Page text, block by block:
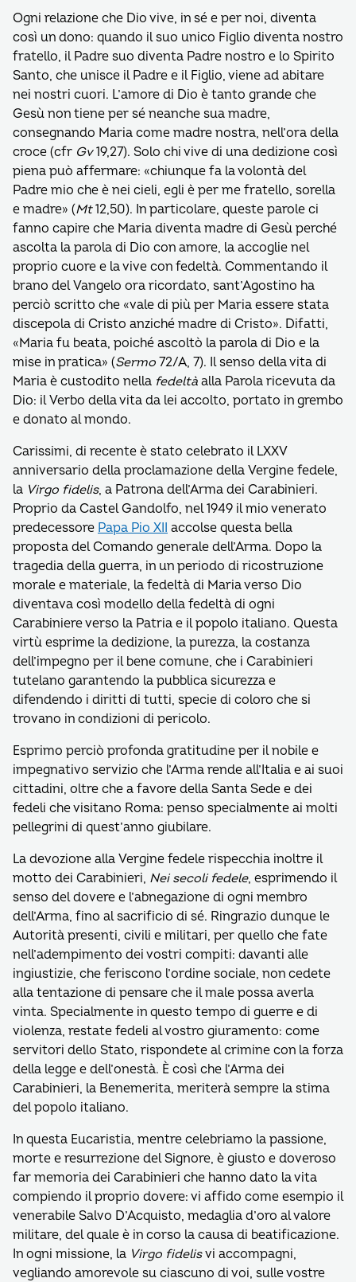
Ogni relazione che Dio vive, in sé e per noi, diventa
così un dono: quando il suo unico Figlio diventa nostro
fratello, il Padre suo diventa Padre nostro e lo Spirito
Santo, che unisce il Padre e il Figlio, viene ad abitare
nei nostri cuori. L’amore di Dio è tanto grande che
Gesù non tiene per sé neanche sua madre,
consegnando Maria come madre nostra, nell’ora della
croce (cfr Gv19,27). Solo chi vive di una dedizione così
piena può affermare: «chiunque fa la volontà del
Padre mio che è nei cieli, egli è per me fratello, sorella
e madre» (Mt12,50). In particolare, queste parole ci
fanno capire che Maria diventa madre di Gesù perché
ascolta la parola di Dio con amore, la accoglie nel
proprio cuore e la vive con fedeltà. Commentando il
brano del Vangelo ora ricordato, sant’Agostino ha
perciò scritto che «vale di più per Maria essere stata
discepola di Cristo anziché madre di Cristo». Difatti,
«Maria fu beata, poiché ascoltò la parola di Dio e la
mise in pratica» (Sermo 72/A, 7). Il senso della vita di
Maria è custodito nella fedeltà alla Parola ricevuta da
Dio: il Verbo della vita da lei accolto, portato in grembo
e donato al mondo.
Carissimi, di recente è stato celebrato il LXXV
anniversario della proclamazione della Vergine fedele,
la Virgo fidelis, a Patrona dell’Arma dei Carabinieri.
Proprio da Castel Gandolfo, nel 1949 il mio venerato
predecessore Papa Pio XII accolse questa bella
proposta del Comando generale dell’Arma. Dopo la
tragedia della guerra, in un periodo di ricostruzione
morale e materiale, la fedeltà di Maria verso Dio
diventava così modello della fedeltà di ogni
Carabiniere verso la Patria e il popolo italiano. Questa
virtù esprime la dedizione, la purezza, la costanza
dell’impegno per il bene comune, che i Carabinieri
tutelano garantendo la pubblica sicurezza e
difendendo i diritti di tutti, specie di coloro che si
trovano in condizioni di pericolo.
Esprimo perciò profonda gratitudine per il nobile e
impegnativo servizio che l’Arma rende all’Italia e ai suoi
cittadini, oltre che a favore della Santa Sede e dei
fedeli che visitano Roma: penso specialmente ai molti
pellegrini di quest’anno giubilare.
La devozione alla Vergine fedele rispecchia inoltre il
motto dei Carabinieri, Nei secoli fedele, esprimendo il
senso del dovere e l’abnegazione di ogni membro
dell’Arma, fino al sacrificio di sé. Ringrazio dunque le
Autorità presenti, civili e militari, per quello che fate
nell’adempimento dei vostri compiti: davanti alle
ingiustizie, che feriscono l’ordine sociale, non cedete
alla tentazione di pensare che il male possa averla
vinta. Specialmente in questo tempo di guerre e di
violenza, restate fedeli al vostro giuramento: come
servitori dello Stato, rispondete al crimine con la forza
della legge e dell’onestà. È così che l’Arma dei
Carabinieri, la Benemerita, meriterà sempre la stima
del popolo italiano.
In questa Eucaristia, mentre celebriamo la passione,
morte e resurrezione del Signore, è giusto e doveroso
far memoria dei Carabinieri che hanno dato la vita
compiendo il proprio dovere: vi affido come esempio il
venerabile Salvo D’Acquisto, medaglia d’oro al valore
militare, del quale è in corso la causa di beatificazione.
In ogni missione, la Virgo fidelisvi accompagni,
vegliando amorevole su ciascuno di voi, sulle vostre